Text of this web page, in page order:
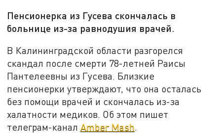
Пенсионерка из Гусева скончалась в
больнице из-за равнодушия врачей.
В Калининградской области разгорелся
скандал после смерти 78-летней Раисы
Пантелеевны из Гусева. Близкие
пенсионерки утверждают, что она осталась
без помощи врачей и скончалась из-за
халатности медиков. Об этом пишет
телеграм-каналAmber Mash.